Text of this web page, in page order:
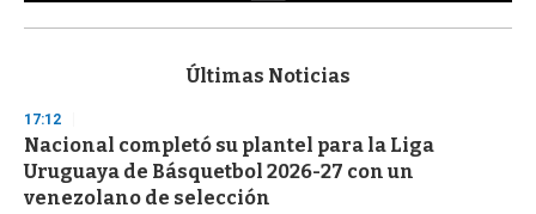
s
d
s
o
f
3
Últimas Noticias
17:12
Nacional completó su plantel para la Liga
Uruguaya de Básquetbol 2026-27 con un
venezolano de selección